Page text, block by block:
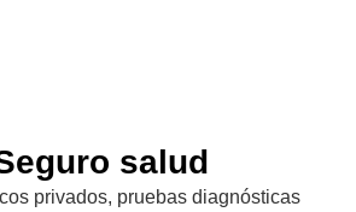
salud
privados, pruebas diagnósticas